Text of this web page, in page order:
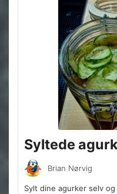
Syltede
Brian Nørvig
Sylt dine agurker selv